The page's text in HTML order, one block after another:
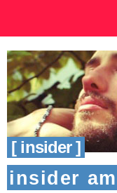
[ insider ]
insider